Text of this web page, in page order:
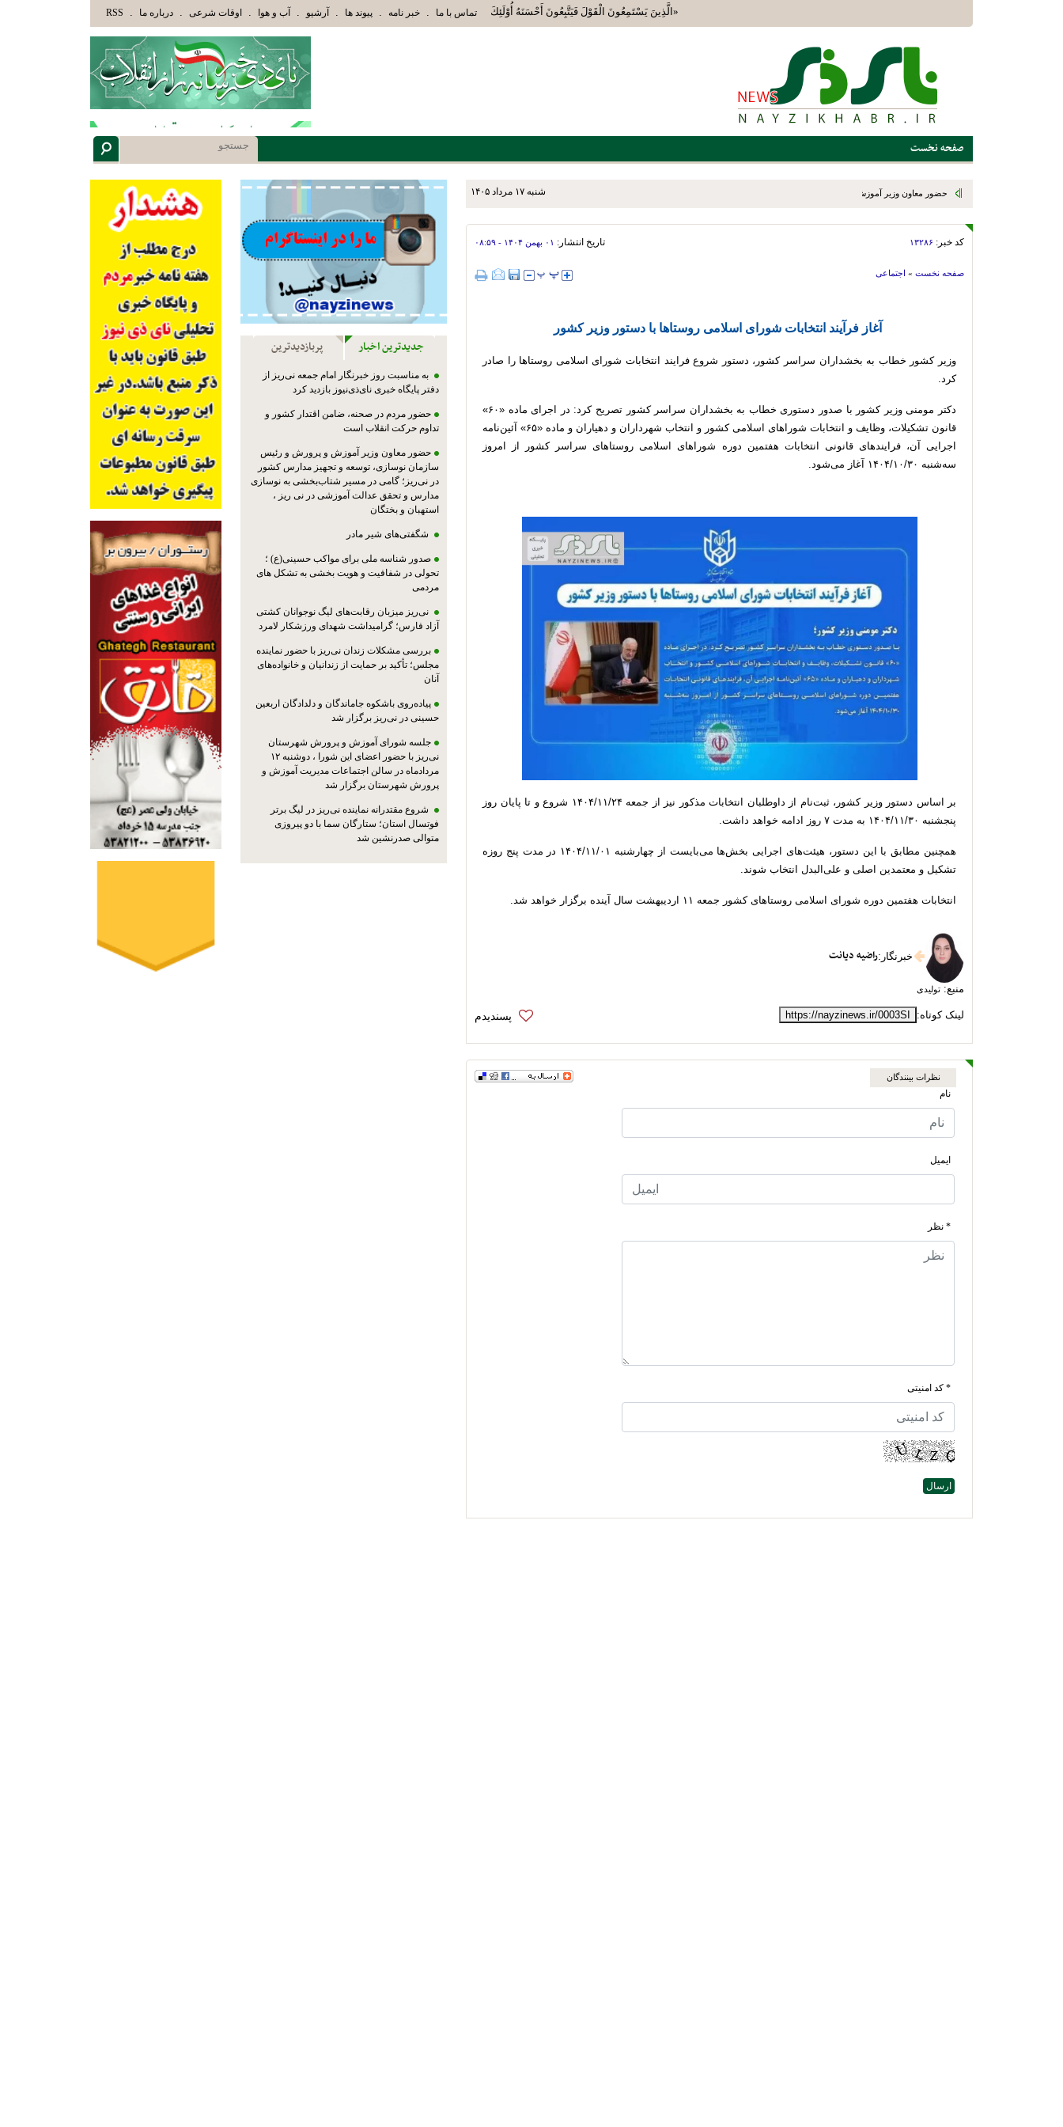
«الَّذِينَ يَسْتَمِعُونَ الْقَوْلَ فَيَتَّبِعُونَ أَحْسَنَهُ أُوْلَئِكَ الَّذِينَ هَدَاهُمُ اللَّهُ وَأُوْلَئِكَ هُمْ أُوْلُوا الْأَلْبَابِ» عاقلان هدایت یافته،حرفها را میشنوند و سپس بهترین را انتخاب میکنند(سوره
تماس با ما . خبر نامه . پیوند ها . آرشیو . آب و هوا . اوقات شرعی . درباره ما .
RSS
صفحه نخست
شنبه ۱۷ مرداد ۱۴۰۵ حضور معاون وزیر آموزش و پرورش و رئیس سازمان نوسازی، توسعه و تجهیز مدارس کشور در
و بختگانکد خبر: ۱۳۲۸۶ تاریخ انتشار: ۰۱ بهمن ۱۴۰۴ - ۰۸:۵۹
صفحه نخست » اجتماعی
آغاز فرآیند انتخابات شورای اسلامی روستاها با دستور وزیر کشور
وزیر کشور خطاب به بخشداران سراسر کشور، دستور شروع فرایند انتخابات شورای اسلامی روستاها را صادر
کرد.
دکتر مومنی وزیر کشور با صدور دستوری خطاب به بخشداران سراسر کشور تصریح کرد: در اجرای ماده «۶۰»
قانون تشکیلات، وظایف و انتخابات شوراهای اسلامی کشور و انتخاب شهرداران و دهیاران و ماده «۶۵» آئین‌نامه
اجرایی آن، فرایندهای قانونی انتخابات هفتمین دوره شوراهای اسلامی روستاهای سراسر کشور از امروز
سه‌شنبه ۱۴۰۴/۱۰/۳۰ آغاز می‌شود.
بر اساس دستور وزیر کشور، ثبت‌نام از داوطلبان انتخابات مذکور نیز از جمعه ۱۴۰۴/۱۱/۲۴ شروع و تا پایان روز
پنجشنبه ۱۴۰۴/۱۱/۳۰ به مدت ۷ روز ادامه خواهد داشت.
همچنین مطابق با این دستور، هیئت‌های اجرایی بخش‌ها می‌بایست از چهارشنبه ۱۴۰۴/۱۱/۰۱ در مدت پنج روزه
تشکیل و معتمدین اصلی و علی‌البدل انتخاب شوند.
انتخابات هفتمین دوره شورای اسلامی روستاهای کشور جمعه ۱۱ اردیبهشت سال آینده برگزار خواهد شد.
خبرنگار :راضیه دیانت
منبع: تولیدی
لینک کوتاه: https://nayzinews.ir/0003SI
نظرات بینندگان
نام
ایمیل
* نظر
* کد امنیتی
جدیدترین اخبار پربازدیدترین
به مناسبت روز خبرنگار امام جمعه نی‌ریز از
دفتر پایگاه خبری نای‌ذی‌نیوز بازدید کرد
حضور مردم در صحنه، ضامن اقتدار کشور و
تداوم حرکت انقلاب است
حضور معاون وزیر آموزش و پرورش و رئیس
سازمان نوسازی، توسعه و تجهیز مدارس کشور
در نی‌ریز؛ گامی در مسیر شتاب‌بخشی به نوسازی
مدارس و تحقق عدالت آموزشی در نی ریز ،
استهبان و بختگان
شگفتی‌های شیر مادر
صدور شناسه ملی برای مواکب حسینی(ع) ؛
تحولی در شفافیت و هویت بخشی به تشکل های
مردمی
نی‌ریز میزبان رقابت‌های لیگ نوجوانان کشتی
آزاد فارس؛ گرامیداشت شهدای ورزشکار لامرد
بررسی مشکلات زندان نی‌ریز با حضور نماینده
مجلس؛ تأکید بر حمایت از زندانیان و خانواده‌های
آنان
پیاده‌روی باشکوه جاماندگان و دلدادگان اربعین
حسینی در نی‌ریز برگزار شد
جلسه شورای آموزش و پرورش شهرستان
نی‌ریز با حضور اعضای این شورا ، دوشنبه ۱۲
مردادماه در سالن اجتماعات مدیریت آموزش و
پرورش شهرستان برگزار شد
شروع مقتدرانه نماینده نی‌ریز در لیگ برتر
فوتسال استان؛ ستارگان سما با دو پیروزی
متوالی صدرنشین شد